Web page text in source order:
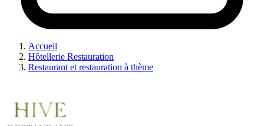
Accueil
Hôtellerie Restauration
Restaurant et restauration à thème